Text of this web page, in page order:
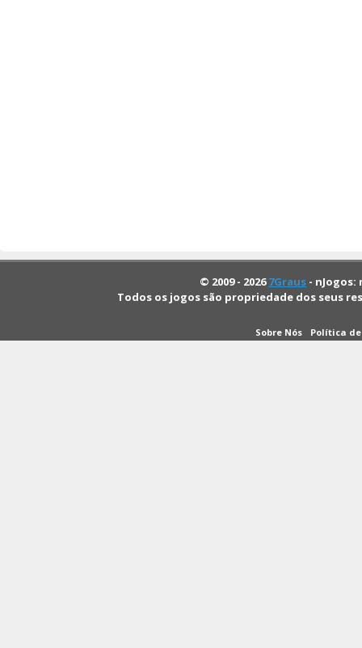
© 2009 - 20267Graus -
Todos os jogos são propriedade dos seus
Sobre Nós Política